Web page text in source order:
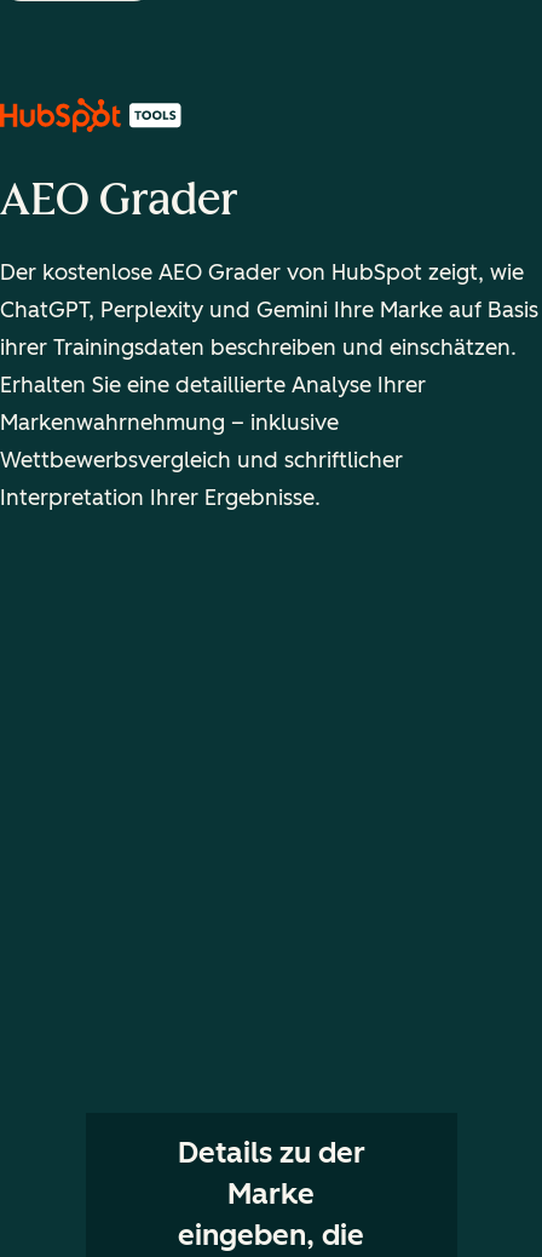
AEO Grader
Der kostenlose AEO Grader von HubSpot zeigt, wie
ChatGPT, Perplexity und Gemini Ihre Marke auf Basis
ihrer Trainingsdaten beschreiben und einschätzen.
Erhalten Sie eine detaillierte Analyse Ihrer
Markenwahrnehmung – inklusive
Wettbewerbsvergleich und schriftlicher
Interpretation Ihrer Ergebnisse.
Details zu der
Marke
eingeben, die